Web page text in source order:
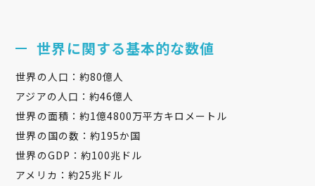
世界に関する基本的な数値
世界の人口：約80億人
アジアの人口：約46億人
世界の面積：約1億4800万平方キロメートル
世界の国の数：約195か国
世界のGDP：約100兆ドル
アメリカ：約25兆ドル